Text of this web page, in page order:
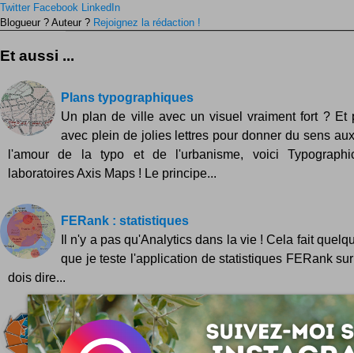
Twitter Facebook LinkedIn
Blogueur ? Auteur ? Rejoignez la rédaction !
Et aussi ...
Plans typographiques
Un plan de ville avec un visuel vraiment fort ? Et
avec plein de jolies lettres pour donner du sens
l'amour de la typo et de l'urbanisme, voici
laboratoires Axis Maps ! Le principe...
FERank : statistiques
Il n'y a pas qu'Analytics dans la vie ! Cela fait
que je teste l'application de statistiques FERank
dois dire...
Origami du web 2.0
Les logos les plus en vue du web comme Flickr,